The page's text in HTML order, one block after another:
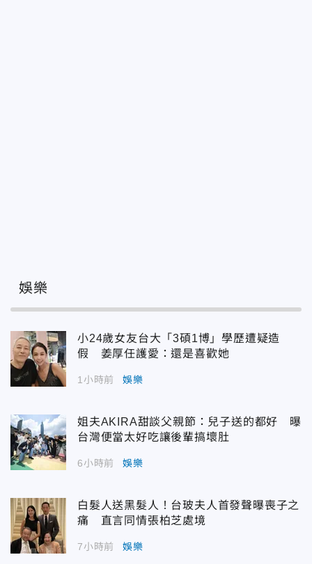
娛樂
小24歲女友台大「3碩1博」學歷遭疑造
假 姜厚任護愛：還是喜歡她
1小時前 娛樂
姐夫AKIRA甜談父親節：兒子送的都好 曝
台灣便當太好吃讓後輩搞壞肚
6小時前 娛樂
白髮人送黑髮人！台玻夫人首發聲曝喪子之
痛 直言同情張柏芝處境
7小時前 娛樂